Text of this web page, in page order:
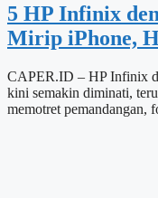
5 HP Infinix
Mirip iPhone,
CAPER.ID – HP Infinix
kini semakin diminati,
memotret